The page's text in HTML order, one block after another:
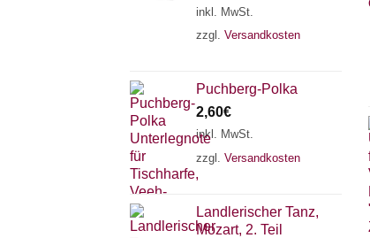
inkl. MwSt.
zzgl. Versandkosten
Puchberg-Polka
2,60€
inkl. MwSt.
zzgl. Versandkosten
Landlerischer Tanz,
Mozart, 2. Teil